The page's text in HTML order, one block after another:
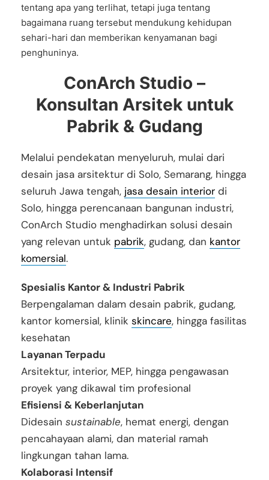
tentang apa yang terlihat, tetapi juga tentang
bagaimana ruang tersebut mendukung kehidupan
sehari-hari dan memberikan kenyamanan bagi
penghuninya.
ConArch Studio –
Konsultan Arsitek untuk
Pabrik & Gudang
Melalui pendekatan menyeluruh, mulai dari
desain jasa arsitektur di Solo, Semarang, hingga
seluruh Jawa tengah, jasa desain interior di
Solo, hingga perencanaan bangunan industri,
ConArch Studio menghadirkan solusi desain
yang relevan untuk pabrik, gudang, dan kantor
komersial.
Spesialis Kantor & Industri Pabrik
Berpengalaman dalam desain pabrik, gudang,
kantor komersial, klinik skincare, hingga fasilitas
kesehatan
Layanan Terpadu
Arsitektur, interior, MEP, hingga pengawasan
proyek yang dikawal tim profesional
Efisiensi & Keberlanjutan
Didesain sustainable, hemat energi, dengan
pencahayaan alami, dan material ramah
lingkungan tahan lama.
Kolaborasi Intensif